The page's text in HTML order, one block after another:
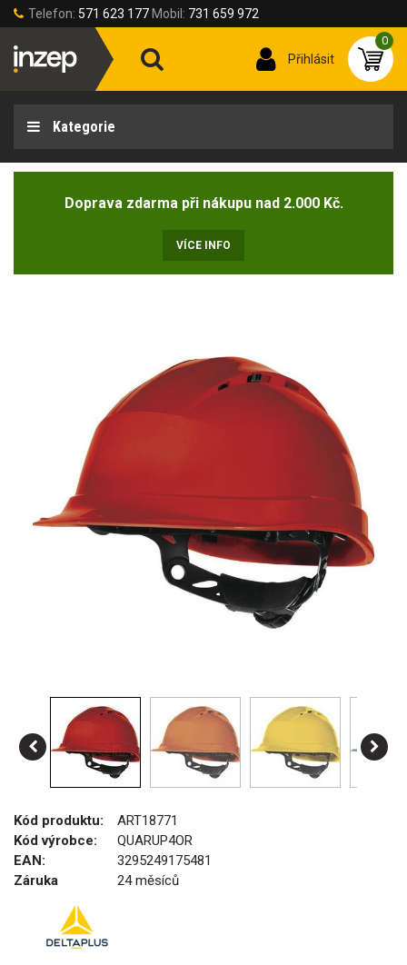
Telefon: 571 623 177 Mobil: 731 659 972
Přihlásit
0
Kategorie
Doprava zdarma při nákupu nad 2.000 Kč.
VÍCE INFO
Kód produktu:
ART18771
Kód výrobce:
QUARUP4OR
EAN:
3295249175481
Záruka
24 měsíců